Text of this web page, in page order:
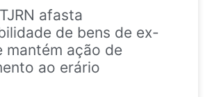
afasta
de bens de ex-
mantém ação de
ao erário